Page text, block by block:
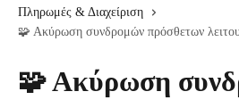
Πληρωμές & Διαχείριση
🧩 Ακύρωση συνδρομών πρόσθετων
🧩 Ακύρωση